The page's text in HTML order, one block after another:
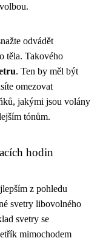
odvádět
těla. Takového
. Ten by měl být
omezovat
jakými jsou volány
tónům.
hodin
z pohledu
svetry libovolného
svetry se
mimochodem